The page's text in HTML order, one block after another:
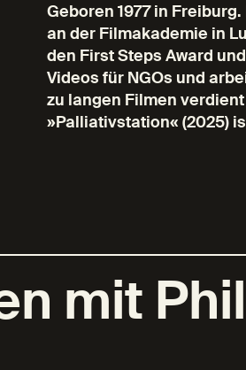
Geboren 1977 in
an der Filmakademie in
den First Steps Award
Videos für NGOs und
zu langen Filmen
»Palliativstation« (2025)
mit